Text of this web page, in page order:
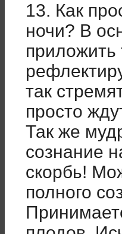
13. Как
ночи? В
так
просто
Так же
сознание
скорбь!
полного